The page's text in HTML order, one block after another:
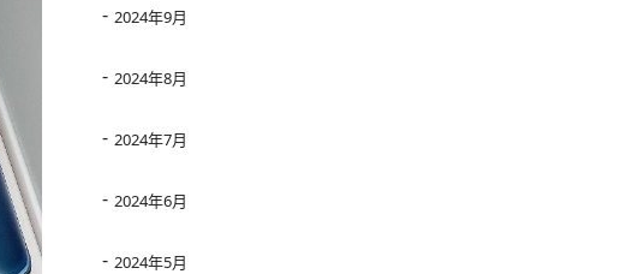
2024年9月
2024年8月
2024年7月
2024年6月
2024年5月